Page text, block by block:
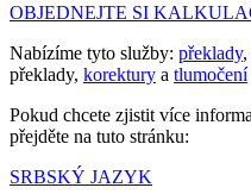
OBJEDNEJTE SI
Nabízíme tyto služby: překlady,
překlady, korektury a tlumočení
Pokud chcete zjistit více
přejděte na tuto stránku:
SRBSKÝ JAZYK